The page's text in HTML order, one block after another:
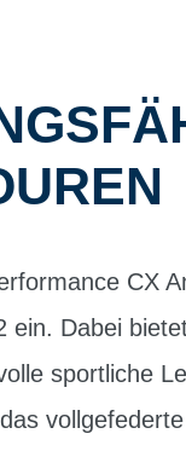
CX
Dabei
sportliche